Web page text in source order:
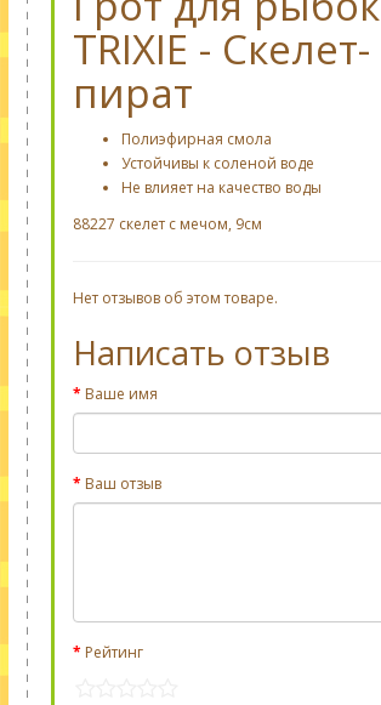
TRIXIE - Скелет-
пират
Полиэфирная смола
Устойчивы к соленой воде
Не влияет на качество воды
88227 скелет с мечом, 9см
Нет отзывов об этом товаре.
Написать отзыв
Ваше имя
Ваш отзыв
Рейтинг